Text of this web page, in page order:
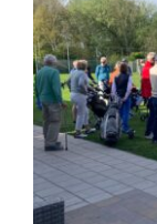
Nieuws
Contact
Leden